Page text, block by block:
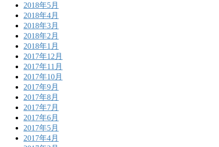
2018年5月
2018年4月
2018年3月
2018年2月
2018年1月
2017年12月
2017年11月
2017年10月
2017年9月
2017年8月
2017年7月
2017年6月
2017年5月
2017年4月